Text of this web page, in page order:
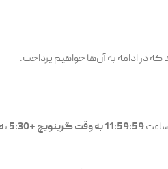
که در ادامه به آن‌ها خواهیم پرداخت.
11:59:59 به وقت گرینویچ +5:30